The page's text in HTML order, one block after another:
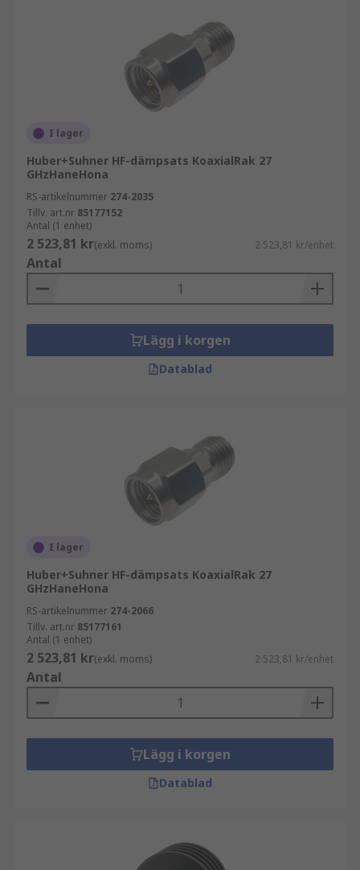
I lager
Huber+Suhner HF-dämpsats KoaxialRak 27
GHzHaneHona
RS-artikelnummer 274-2035
Tillv. art.nr 85177152
Antal (1 enhet)
2 523,81 kr(exkl. moms) 2 523,81 kr/enhet
Antal
Lägg i korgen
Datablad
I lager
Huber+Suhner HF-dämpsats KoaxialRak 27
GHzHaneHona
RS-artikelnummer 274-2066
Tillv. art.nr 85177161
Antal (1 enhet)
2 523,81 kr(exkl. moms) 2 523,81 kr/enhet
Antal
Lägg i korgen
Datablad